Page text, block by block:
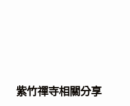
紫竹禪寺相關分享